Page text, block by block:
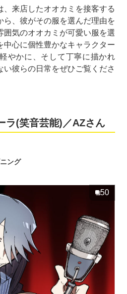
、来店したオオカミを接客する
ら、彼がその服を選んだ理由を
気のオオカミが可愛い服を選
心に個性豊かなキャラクター
やかに、そして丁寧に描かれ
い彼らの日常をぜひご覧くださ
ラ(笑音芸能)／AZさん
ング
50